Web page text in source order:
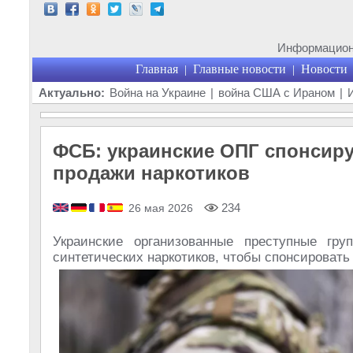
Главная | Главные новости | Новости
Актуально: Война на Украине | война США с Ираном |
ФСБ: украинские ОПГ
продажи наркотиков
26 мая 2026 234
Украинские организованные преступные
синтетических наркотиков, чтобы